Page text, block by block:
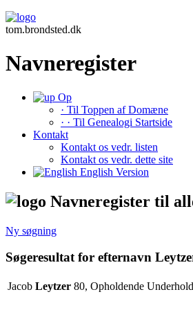
tom.brondsted.dk
Navneregister
Op
· Til Toppen af Domæne
· · Til Genealogi Startside
Kontakt
Kontakt os vedr. listen
Kontakt os vedr. dette site
English Version
Navneregister til
Ny søgning
Søgeresultat for efternavn
Jacob Leytzer 80, Opholdende